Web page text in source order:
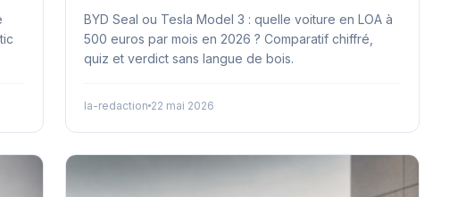
BYD Seal ou Tesla Model 3 : quelle voiture en LOA à
500 euros par mois en 2026 ? Comparatif chiffré,
quiz et verdict sans langue de bois.
la-redaction 22 mai 2026